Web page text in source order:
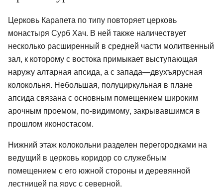
Церковь Карапета по типу повторяет церковь
монастыря Сурб Хач. В ней также наличествует
несколько расширенный в средней части молитвенный
зал, к которому с востока примыкает выступающая
наружу алтарная апсида, а с запада—двухъярусная
колокольня. Небольшая, полуциркульная в плане
апсида связана с основным помещением широким
арочным проемом, по-видимому, закрывавшимся в
прошлом иконостасом.
Нижний этаж колокольни разделен перегородками на
ведущий в церковь коридор со служебным
помещением с его южной стороны и деревянной
лестницей па ярус с северной.